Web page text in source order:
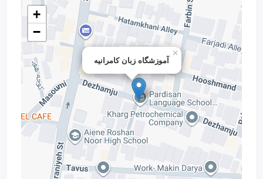
آموزشگاه زبان کامرانیه
×
+
−